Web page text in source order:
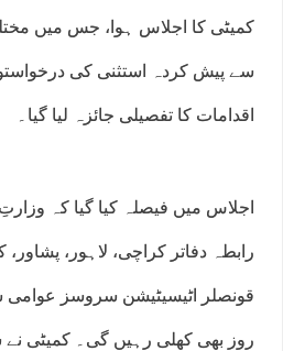
کمیٹی کا اجلاس ہوا، جس میں
سے پیش کردہ استثنی کی
اقدامات کا تفصیلی جائزہ لیا گیا۔
اجلاس میں فیصلہ کیا گیا کہ
رابطہ دفاتر کراچی، لاہور،
قونصلر اٹیسیٹیشن سروسز